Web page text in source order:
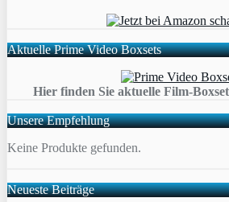
Aktuelle Prime Video Boxsets
Hier finden Sie aktuelle Film-
Unsere Empfehlung
Keine Produkte gefunden.
Neueste Beiträge